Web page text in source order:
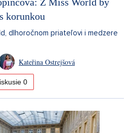
korunkou
dlhoročnom priateľovi i medzere
Kateřina Ostrejšová
0